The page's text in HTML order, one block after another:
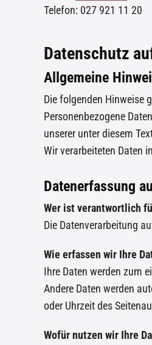
Telefon: 027 921 11 20
Datenschutz
Allgemeine
Die folgenden Hinweise
Personenbezogene
unserer unter diesem
Wir verarbeiteten Daten
Datenerfassung
Wer ist verantwortlich
Die Datenverarbeitung
Wie erfassen wir Ihre
Ihre Daten werden zum
Andere Daten werden
oder Uhrzeit des
Wofür nutzen wir Ihre